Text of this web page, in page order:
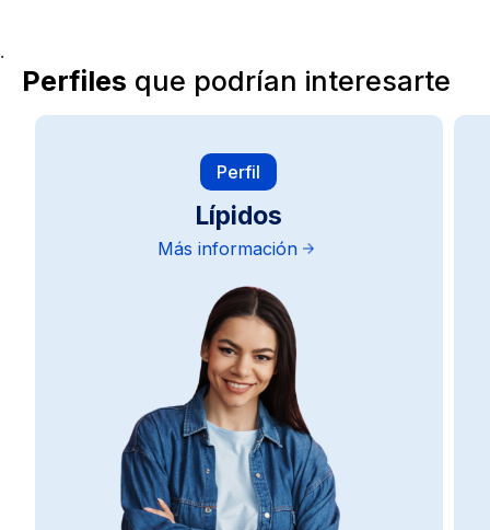
.
Perfiles que podrían interesarte
Perfil
Lípidos
Más información